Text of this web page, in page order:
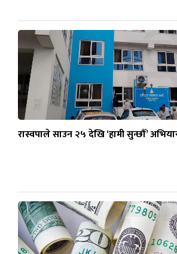
रास्वपाले साउन २५ देखि ‘हामी सुन्छौँ’